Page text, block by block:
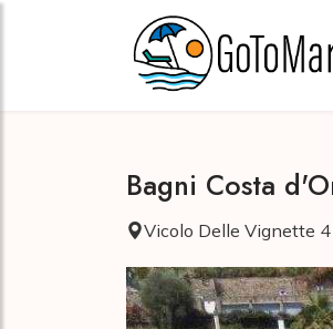
Bagni Costa
Vicolo Delle Vignette 4